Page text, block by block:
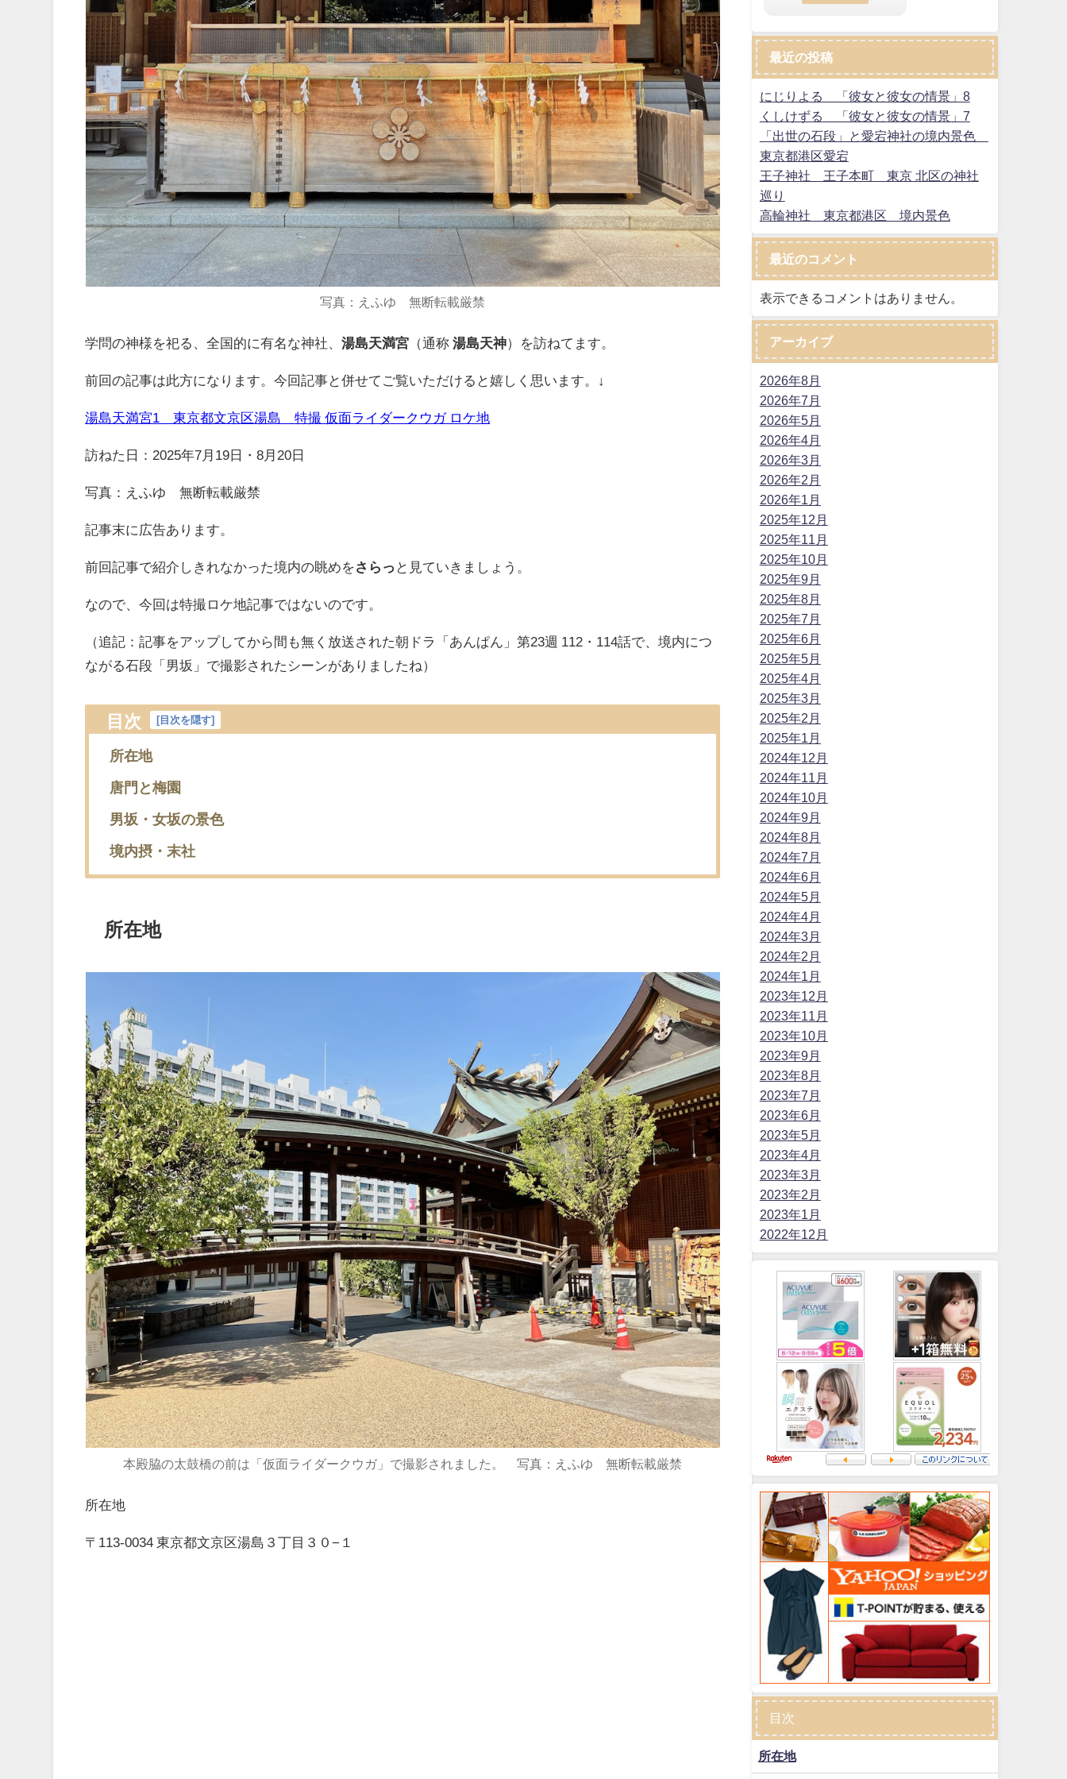
写真：えふゆ 無断転載厳禁
学問の神様を祀る、全国的に有名な神社、湯島天満宮 （通称湯島天神）を訪ねてます。
前回の記事は此方になります。今回記事と併せてご覧いただけると嬉しく思います。↓
湯島天満宮1 東京都文京区湯島 特撮 仮面ライダークウガ ロケ地
訪ねた日：2025年7月19日・8月20日
写真：えふゆ 無断転載厳禁
記事末に広告あります。
前回記事で紹介しきれなかった境内の眺めをさらっ と見ていきましょう。
なので、今回は特撮ロケ地記事ではないのです。
（追記：記事をアップしてから間も無く放送された朝ドラ「あんぱん」第23週 112・114話で、境内につ
ながる石段「男坂」で撮影されたシーンがありましたね）
目次 [ 目次を隠す]
所在地
唐門と梅園
男坂・女坂の景色
境内摂・末社
所在地
本殿脇の太鼓橋の前は「仮面ライダークウガ」で撮影されました。 写真：えふゆ 無断転載厳禁
所在地
〒113-0034 東京都文京区湯島３丁目３０−１
最近の投稿
にじりよる 「彼女と彼女の情景」8
くしけずる 「彼女と彼女の情景」7
「出世の石段」と愛宕神社の境内景色
東京都港区愛宕
王子神社 王子本町 東京 北区の神社
巡り
高輪神社 東京都港区 境内景色
最近のコメント
表示できるコメントはありません。
アーカイブ
2026年8月
2026年7月
2026年5月
2026年4月
2026年3月
2026年2月
2026年1月
2025年12月
2025年11月
2025年10月
2025年9月
2025年8月
2025年7月
2025年6月
2025年5月
2025年4月
2025年3月
2025年2月
2025年1月
2024年12月
2024年11月
2024年10月
2024年9月
2024年8月
2024年7月
2024年6月
2024年5月
2024年4月
2024年3月
2024年2月
2024年1月
2023年12月
2023年11月
2023年10月
2023年9月
2023年8月
2023年7月
2023年6月
2023年5月
2023年4月
2023年3月
2023年2月
2023年1月
2022年12月
目次
所在地